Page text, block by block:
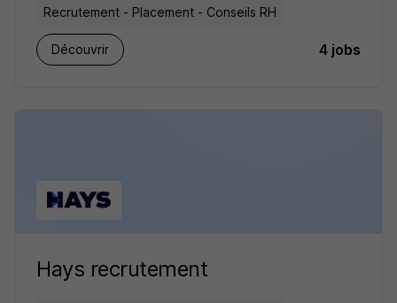
Recrutement - Placement - Conseils RH
Découvrir 4 jobs
Hays recrutement